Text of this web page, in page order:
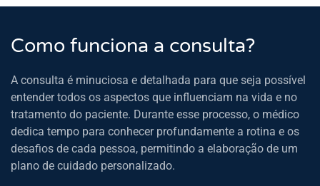
Como funciona a consulta?
A consulta é minuciosa e detalhada para que seja possível
entender todos os aspectos que influenciam na vida e no
tratamento do paciente. Durante esse processo, o médico
dedica tempo para conhecer profundamente a rotina e os
desafios de cada pessoa, permitindo a elaboração de um
plano de cuidado personalizado.